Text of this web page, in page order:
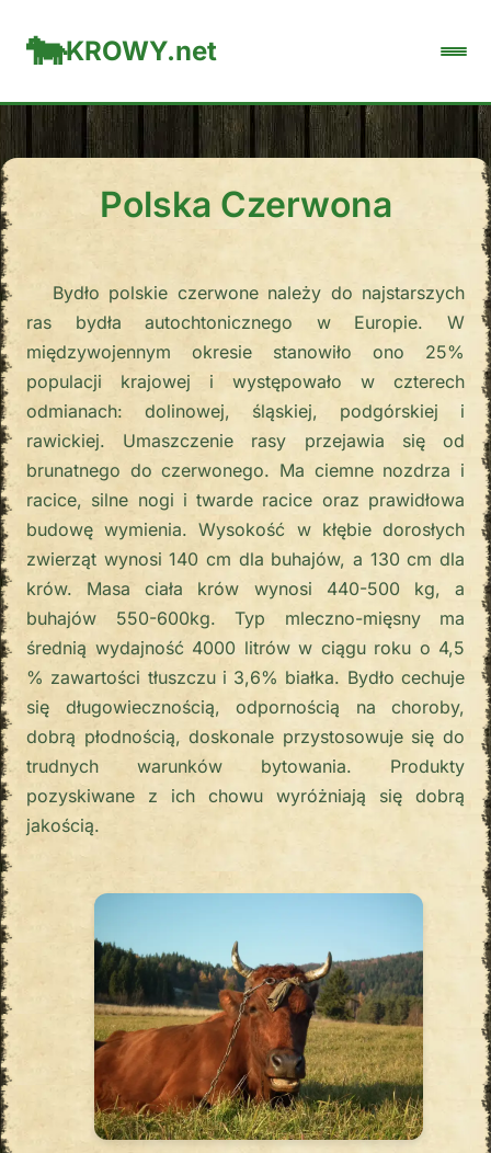
KROWY.net
Polska Czerwona
Bydło polskie czerwone należy do najstarszych
ras bydła autochtonicznego w Europie. W
międzywojennym okresie stanowiło ono 25%
populacji krajowej i występowało w czterech
odmianach: dolinowej, śląskiej, podgórskiej i
rawickiej. Umaszczenie rasy przejawia się od
brunatnego do czerwonego. Ma ciemne nozdrza i
racice, silne nogi i twarde racice oraz prawidłowa
budowę wymienia. Wysokość w kłębie dorosłych
zwierząt wynosi 140 cm dla buhajów, a 130 cm dla
krów. Masa ciała krów wynosi 440-500 kg, a
buhajów 550-600kg. Typ mleczno-mięsny ma
średnią wydajność 4000 litrów w ciągu roku o 4,5
% zawartości tłuszczu i 3,6% białka. Bydło cechuje
się długowiecznością, odpornością na choroby,
dobrą płodnością, doskonale przystosowuje się do
trudnych warunków bytowania. Produkty
pozyskiwane z ich chowu wyróżniają się dobrą
jakością.